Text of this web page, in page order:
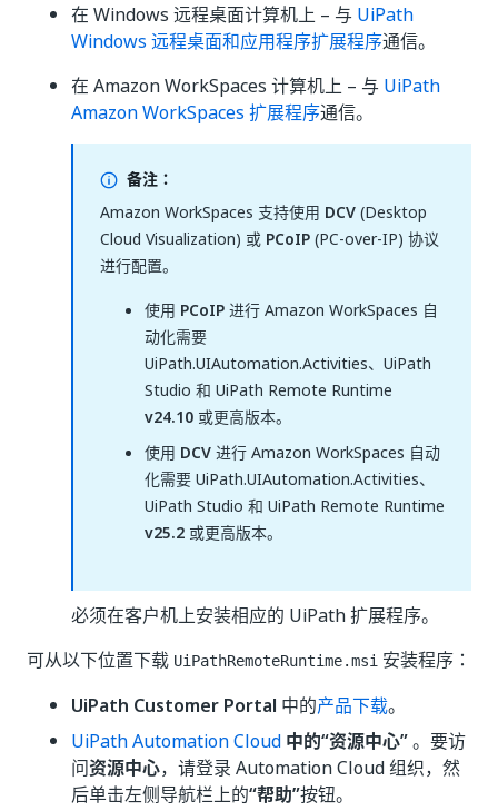
在 Windows 远程桌面计算机上 – 与 UiPath
Windows 远程桌面和应用程序扩展程序通信。
在 Amazon WorkSpaces 计算机上 – 与 UiPath
Amazon WorkSpaces 扩展程序通信。
备注：
Amazon WorkSpaces 支持使用 DCV(Desktop
Cloud Visualization) 或 PCoIP(PC-over-IP) 协议
进行配置。
使用 PCoIP进行 Amazon WorkSpaces 自
动化需要
UiPath.UIAutomation.Activities、UiPath
Studio 和 UiPath Remote Runtime
v24.10 或更高版本。
使用 DCV进行 Amazon WorkSpaces 自动
化需要 UiPath.UIAutomation.Activities、
UiPath Studio 和 UiPath Remote Runtime
v25.2 或更高版本。
必须在客户机上安装相应的 UiPath 扩展程序。
可从以下位置下载 UiPathRemoteRuntime.msi 安装程序：
UiPath Customer Portal 中的产品下载。
UiPath Automation Cloud 中的“资源中心”。要访
问资源中心，请登录 Automation Cloud 组织，然
后单击左侧导航栏上的“帮助”按钮。